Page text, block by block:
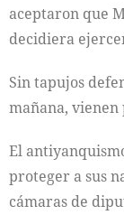
aceptaron que
decidiera
Sin tapujos
mañana, vienen
El
proteger a sus
cámaras de